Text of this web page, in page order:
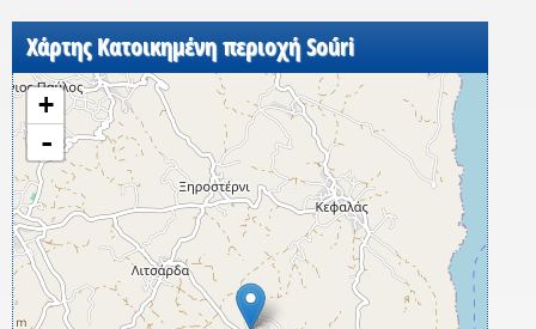
Χάρτης Κατοικημένη περιοχή Soúri
+
-